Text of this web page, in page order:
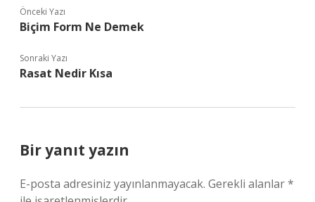
Önceki Yazı
Biçim Form Ne Demek
Sonraki Yazı
Rasat Nedir Kısa
Bir yanıt yazın
E-posta adresiniz yayınlanmayacak. Gerekli alanlar*